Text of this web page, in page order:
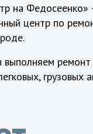
на Федосеенко»
центр по
выполняем
грузовых